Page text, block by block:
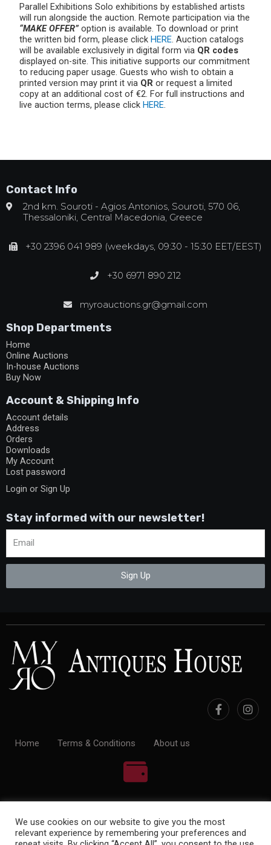
Parallel Exhibitions Solo exhibitions by established artists
will run alongside the auction. Remote participation via the
“MAKE OFFER”option is available. To download or print
the written bid form, please click HERE . Auction catalogs
will be available exclusively in digital form via QR codes
displayed on-site. This initiative supports our commitment
to reducing paper usage. Guests who wish to obtain a
printed version may print it via QR or request a limited
copy at an additional cost of €2. For full instructions and
live auction terms, please click HERE
Contact Info
2nd km. Souroti - Agios Antonios, Souroti, 570 06,
Thessaloniki, Central Macedonia, Greece
+30 2396 041 989 (weekdays, 09:30 - 15:30 EET/EEST)
+30 6971 890 212
myroauctions.gr@gmail.com
Shop Departments
Home
Online Auctions
In-house Auctions
Buy Now
Account & Shipping Info
Account details
Address
Orders
Downloads
My Account
Lost password
Login or Sign Up
Stay informed with our newsletter!
Sign Up
Home Terms & Conditions About us
We use cookies on our website to give you the most
relevant experience by remembering your preferences and